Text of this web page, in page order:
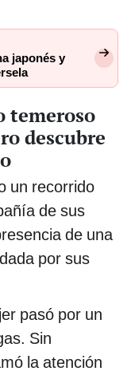
japonés y
temeroso
descubre
un recorrido
de sus
de una
por sus
pasó por un
Sin
la atención